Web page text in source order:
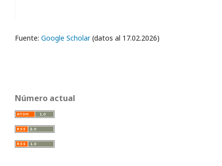
Fuente: Google Scholar(datos al 17.02.2026)
Número actual